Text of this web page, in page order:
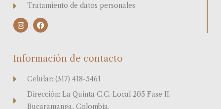
Tratamiento de datos personales
I
n
g
F
a
o
k
Información de contacto
Celular: (317) 418-5461
Dirección: La Quinta C.C. Local 205 Fase II.
Bucaramanga, Colombia.